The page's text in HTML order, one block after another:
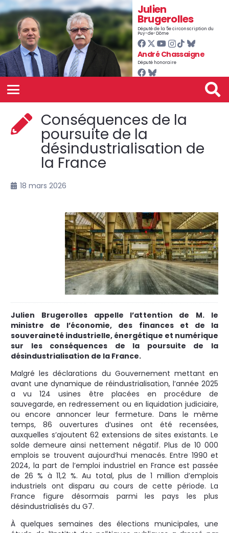
Julien
Brugerolles
Député de la 5e circonscription du
Puy-de-Dôme
André Chassaigne
Député honoraire
Conséquences de la
poursuite de la
désindustrialisation de
la France
18 mars 2026
Julien Brugerolles appelle l’attention de M. le
ministre de l’économie, des finances et de la
souveraineté industrielle, énergétique et numérique
sur les conséquences de la poursuite de la
désindustrialisation de la France.
Malgré les déclarations du Gouvernement mettant en
avant une dynamique de réindustrialisation, l’année 2025
a vu 124 usines être placées en procédure de
sauvegarde, en redressement ou en liquidation judiciaire,
ou encore annoncer leur fermeture. Dans le même
temps, 86 ouvertures d’usines ont été recensées,
auxquelles s’ajoutent 62 extensions de sites existants. Le
solde demeure ainsi nettement négatif. Plus de 10 000
emplois se trouvent aujourd’hui menacés. Entre 1990 et
2024, la part de l’emploi industriel en France est passée
de 26 % à 11,2 %. Au total, plus de 1 million d’emplois
industriels ont disparu au cours de cette période. La
France figure désormais parmi les pays les plus
désindustrialisés du G7.
À quelques semaines des élections municipales, une